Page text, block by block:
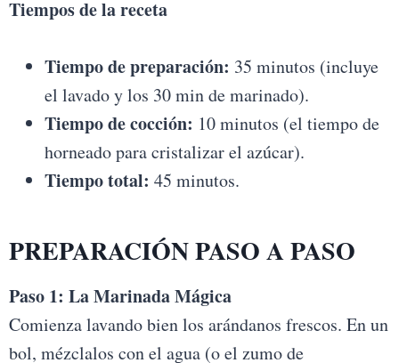
Tiempos de la receta
Tiempo de preparación: 35 minutos (incluye
el lavado y los 30 min de marinado).
Tiempo de cocción: 10 minutos (el tiempo de
horneado para cristalizar el azúcar).
Tiempo total: 45 minutos.
PREPARACIÓN PASO A PASO
Paso 1: La Marinada Mágica
Comienza lavando bien los arándanos frescos. En un
bol, mézclalos con el agua (o el zumo de